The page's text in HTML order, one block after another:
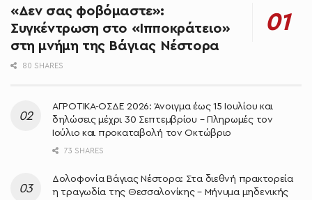
«Δεν σας φοβόμαστε»:
Συγκέντρωση στο «Ιπποκράτειο»
στη μνήμη της Βάγιας Νέστορα
80 SHARES
ΑΓΡΟΤΙΚΑ-ΟΣΔΕ 2026: Άνοιγμα έως 15 Ιουλίου και
δηλώσεις μέχρι 30 Σεπτεμβρίου – Πληρωμές τον
Ιούλιο και προκαταβολή τον Οκτώβριο
73 SHARES
Δολοφονία Βάγιας Νέστορα: Στα διεθνή πρακτορεία
η τραγωδία της Θεσσαλονίκης – Μήνυμα μηδενικής